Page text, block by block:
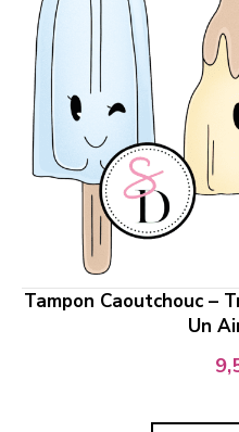
Tampon Caoutchouc –
Un